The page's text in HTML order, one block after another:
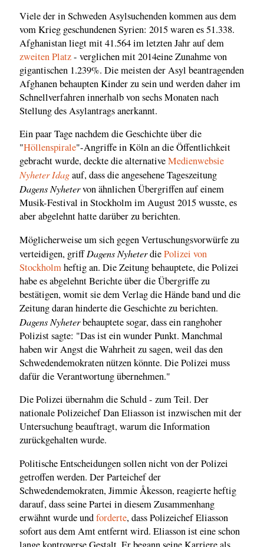
Viele der in Schweden Asylsuchenden kommen aus dem
vom Krieg geschundenen Syrien: 2015 waren es 51.338.
Afghanistan liegt mit 41.564 im letzten Jahr auf dem
zweiten Platz- verglichen mit 2014eine Zunahme von
gigantischen 1.239%. Die meisten der Asyl beantragenden
Afghanen behaupten Kinder zu sein und werden daher im
Schnellverfahren innerhalb von sechs Monaten nach
Stellung des Asylantrags anerkannt.
Ein paar Tage nachdem die Geschichte über die
"Höllenspirale"-Angriffe in Köln an die Öffentlichkeit
gebracht wurde, deckte die alternativeMedienwebsie
Nyheter Idagauf, dass die angesehene Tageszeitung
Dagens Nyhetervon ähnlichen Übergriffen auf einem
Musik-Festival in Stockholm im August 2015 wusste, es
aber abgelehnt hatte darüber zu berichten.
Möglicherweise um sich gegen Vertuschungsvorwürfe zu
verteidigen, griffDagens NyheterdiePolizei von
Stockholmheftig an. Die Zeitung behauptete, die Polizei
habe es abgelehnt Berichte über die Übergriffe zu
bestätigen, womit sie dem Verlag die Hände band und die
Zeitung daran hinderte die Geschichte zu berichten.
Dagens Nyheterbehauptete sogar, dass ein ranghoher
Polizist sagte: "Das ist ein wunder Punkt. Manchmal
haben wir Angst die Wahrheit zu sagen, weil das den
Schwedendemokraten nützen könnte. Die Polizei muss
dafür die Verantwortung übernehmen."
Die Polizei übernahm die Schuld - zum Teil. Der
nationale Polizeichef Dan Eliasson ist inzwischen mit der
Untersuchung beauftragt, warum die Information
zurückgehalten wurde.
Politische Entscheidungen sollen nicht von der Polizei
getroffen werden. Der Parteichef der
Schwedendemokraten, Jimmie Åkesson, reagierte heftig
darauf, dass seine Partei in diesem Zusammenhang
erwähnt wurde undforderte, dass Polizeichef Eliasson
sofort aus dem Amt entfernt wird. Eliasson ist eine schon